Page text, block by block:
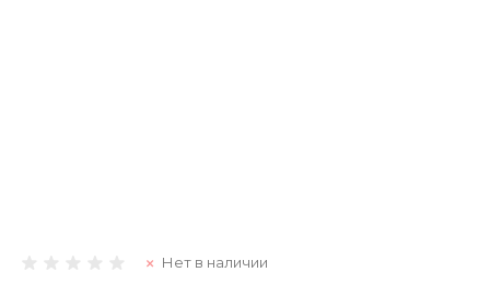
Нет в наличии